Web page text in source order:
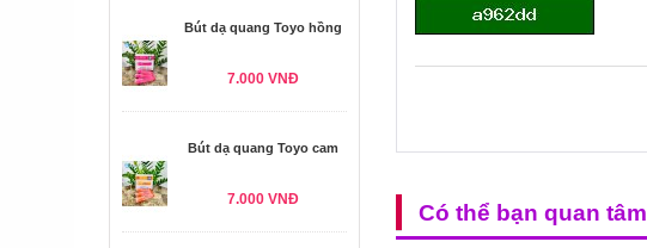
Bút dạ quang Toyo hồng
7.000 VNĐ
Bút dạ quang Toyo cam
7.000 VNĐ
Có thể bạn quan tâm